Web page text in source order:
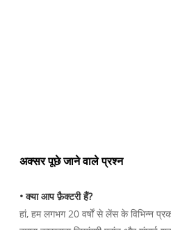
अक्सर पूछे जाने वाले प्रश्न
• क्या आप फ़ैक्टरी हैं?
हां, हम लगभग 20 वर्षों से लेंस के विभिन्न